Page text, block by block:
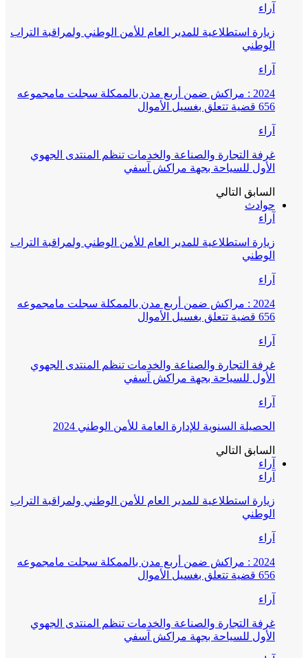
آراء
زيارة استطلاعية للمدير العام للأمن الوطني ولمراقبة التراب
الوطني
آراء
2024 : مراكش ضمن أربع مدن بالممكلة سجلت مامجموعه
656 قضية تتعلق بغسيل الأموال
آراء
غرفة التجارة والصناعة والخدمات تنظم المنتدى الجهوي
الأول للسياحة بجهة مراكش آسفي
السابق التالي
حوادث
آراء
زيارة استطلاعية للمدير العام للأمن الوطني ولمراقبة التراب
الوطني
آراء
2024 : مراكش ضمن أربع مدن بالممكلة سجلت مامجموعه
656 قضية تتعلق بغسيل الأموال
آراء
غرفة التجارة والصناعة والخدمات تنظم المنتدى الجهوي
الأول للسياحة بجهة مراكش آسفي
آراء
الحصيلة السنوية للإدارة العامة للأمن الوطني 2024
السابق التالي
آراء
آراء
زيارة استطلاعية للمدير العام للأمن الوطني ولمراقبة التراب
الوطني
آراء
2024 : مراكش ضمن أربع مدن بالممكلة سجلت مامجموعه
656 قضية تتعلق بغسيل الأموال
آراء
غرفة التجارة والصناعة والخدمات تنظم المنتدى الجهوي
الأول للسياحة بجهة مراكش آسفي